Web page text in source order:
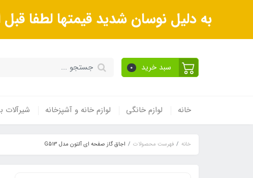
به دلیل نوسان شدید قیمتها لطفا
سبد خرید 0
خانه لوازم خانگی لوازم خانه و آشپزخانه شیرآلات
خانه فهرست محصولات اجاق گاز صفحه ای آلتون مدل G513